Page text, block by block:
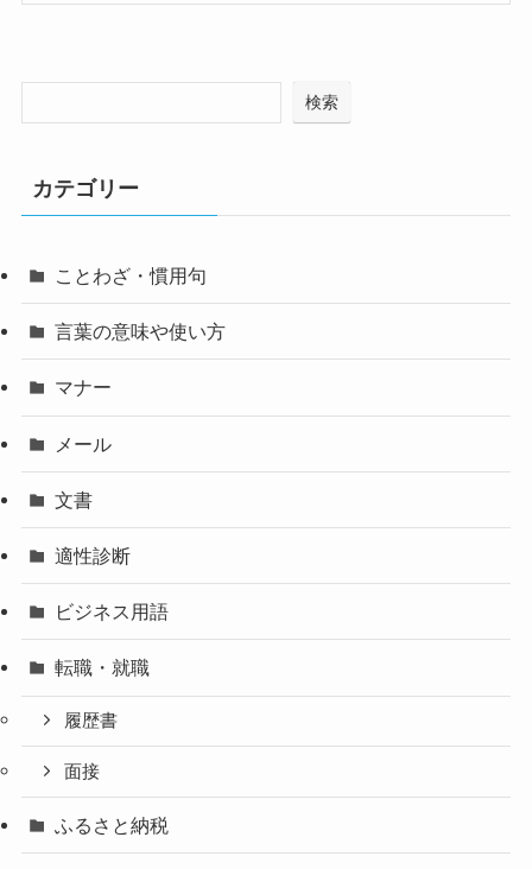
検索
カテゴリー
ことわざ・慣用句
言葉の意味や使い方
マナー
メール
文書
適性診断
ビジネス用語
転職・就職
履歴書
面接
ふるさと納税